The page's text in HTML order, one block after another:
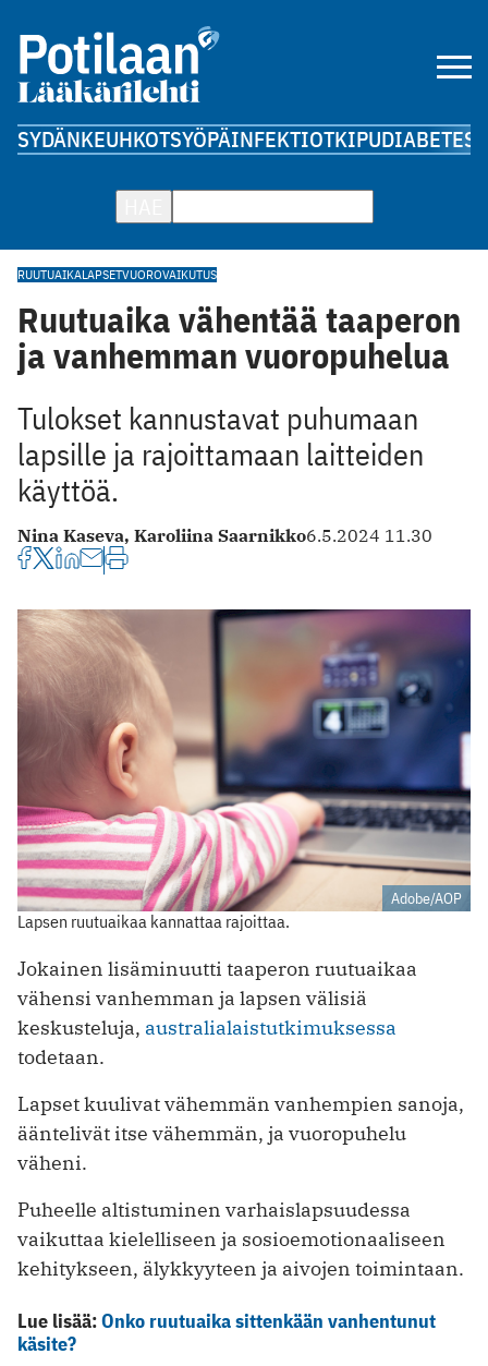
SYDÄNKEUHKOTSYÖPÄINFEKTIOTKIPUDIABETES
RUUTUAIKALAPSETVUOROVAIKUTUS
Ruutuaika vähentää taaperon
ja vanhemman vuoropuhelua
Tulokset kannustavat puhumaan
lapsille ja rajoittamaan laitteiden
käyttöä.
Nina Kaseva, Karoliina Saarnikko6.5.2024 11.30
Adobe/AOP
Lapsen ruutuaikaa kannattaa rajoittaa.
Jokainen lisäminuutti taaperon ruutuaikaa
vähensi vanhemman ja lapsen välisiä
keskusteluja, australialaistutkimuksessa
todetaan.
Lapset kuulivat vähemmän vanhempien sanoja,
ääntelivät itse vähemmän, ja vuoropuhelu
väheni.
Puheelle altistuminen varhaislapsuudessa
vaikuttaa kielelliseen ja sosioemotionaaliseen
kehitykseen, älykkyyteen ja aivojen toimintaan.
Lue lisää:Onko ruutuaika sittenkään vanhentunut
käsite?